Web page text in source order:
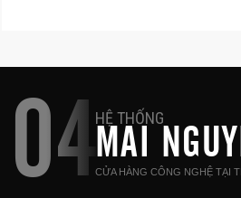
04HỆ THỐNG
MAI
CỬA HÀNG CÔNG NGHỆ TẠI